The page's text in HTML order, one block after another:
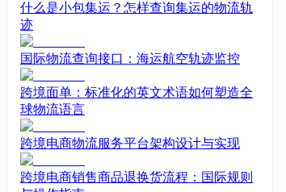
什么是小包集运？怎样查询集运的物流轨
迹
国际物流查询接口：海运航空轨迹监控
跨境面单：标准化的英文术语如何塑造全
球物流语言
跨境电商物流服务平台架构设计与实现
跨境电商销售商品退换货流程：国际规则